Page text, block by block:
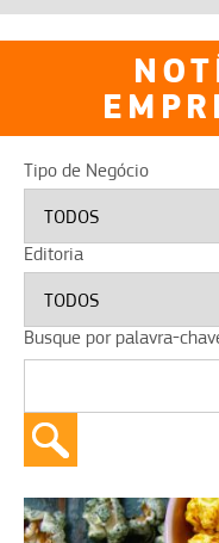
Tipo de Negócio
Editoria
Busque por palavra-